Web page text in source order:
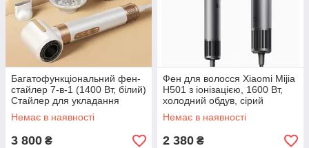
Багатофункціональний фен-
стайлер 7-в-1 (1400 Вт, білий)
Стайлер для укладання
волосся
Немає в наявності
3 800 ₴
Фен для волосся Xiaomi Mijia
H501 з іонізацією, 1600 Вт,
холодний обдув, сірий
Немає в наявності
2 380 ₴